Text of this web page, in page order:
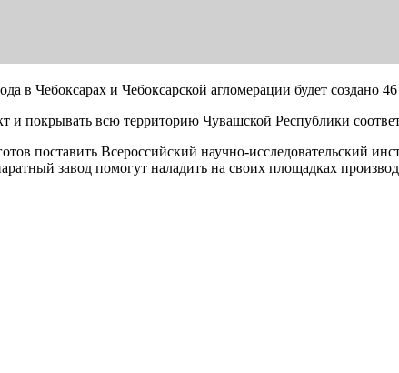
в Чебоксарах и Чебоксарской агломерации будет создано
и покрывать всю территорию Чувашской Республики
поставить Всероссийский научно-
завод помогут наладить на своих площадках